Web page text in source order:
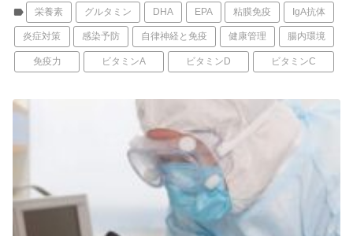
label 栄養素 グルタミン DHA EPA 粘膜免疫 IgA抗体
炎症対策 感染予防 自律神経と免疫 健康管理 腸内環境
免疫力 ビタミンA ビタミンD ビタミンC